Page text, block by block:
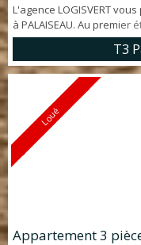
L'agence LOGISVERT
à PALAISEAU. Au premier
EXPOSITION
aménagée et équipée, 2
ET un Box complètent le
T3
Loué
Appartement 3